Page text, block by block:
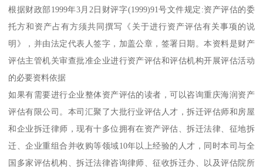
根据财政部1999年3月2日财评字(1999)91号文件规定:资产评估的委
托方和资产占有方须共同撰写《关于进行资产评估有关事项的说
明》，并由法定代表人签字，加盖公章，签署日期。本资料是财产
评估主管机关审查批准企业进行资产评估和评估机构开展评估活动
的必要资料依据
如果有需要进行企业整体资产评估的读者，可以咨询重庆海润资产
评估有限公司。本司汇聚了大批行业评估人才，拆迁评估师和房屋
和企业拆迁律师，现有十多位拥有在资产评估、拆迁法律、征地拆
迁、企业重组合并收购等领域10年以上经验的人才，同时本司与全
国多家评估机构、拆迁法律咨询律师、征收拆迁办、以及评估院所